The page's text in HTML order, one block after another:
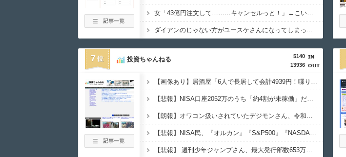
女「43億円注文して………キャンセルっと！」←こいつの目的
ダイアンのじゃない方がユースケさんになってしまっているという事実←これ
7
5140
13936
投資ちゃんねる
【画像あり】居酒屋「6人で長居して会計4939円！喋りたいだけなら公園に行ってくれ（怒」
【悲報】NISA口座2052万のうち「約4割が未稼働」だったｗｗｗｗｗ
【朗報】オワコン扱いされていたデジモンさん、令和に「全盛期を超える利益」を生み出していた
【悲報】NISA民、『オルカン』『S&P500』『NASDAQ100』しか買わない
【悲報】 週刊少年ジャンプさん、最大発行部数653万部から急降下でついに「100万部」を割ってしまうｗｗｗｗｗ